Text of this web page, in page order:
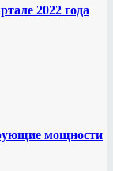
2022 года
мощности